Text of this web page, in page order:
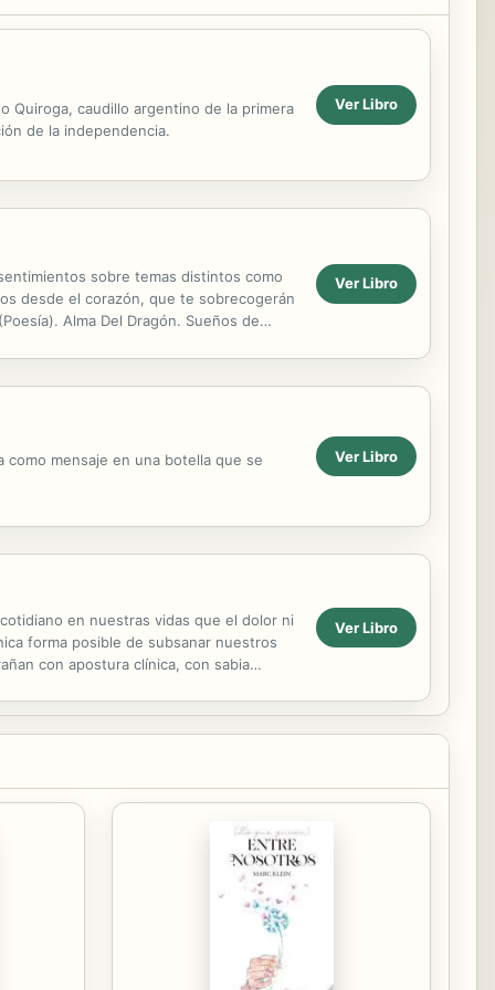
Quiroga, caudillo argentino de la primera
de la independencia.
Ver Libro
sobre temas distintos como
desde el corazón, que te sobrecogerán
Alma Del Dragón. Sueños de
Ver Libro
como mensaje en una botella que se Ver Libro
en nuestras vidas que el dolor ni
forma posible de subsanar nuestros
con apostura clínica, con sabia
Ver Libro